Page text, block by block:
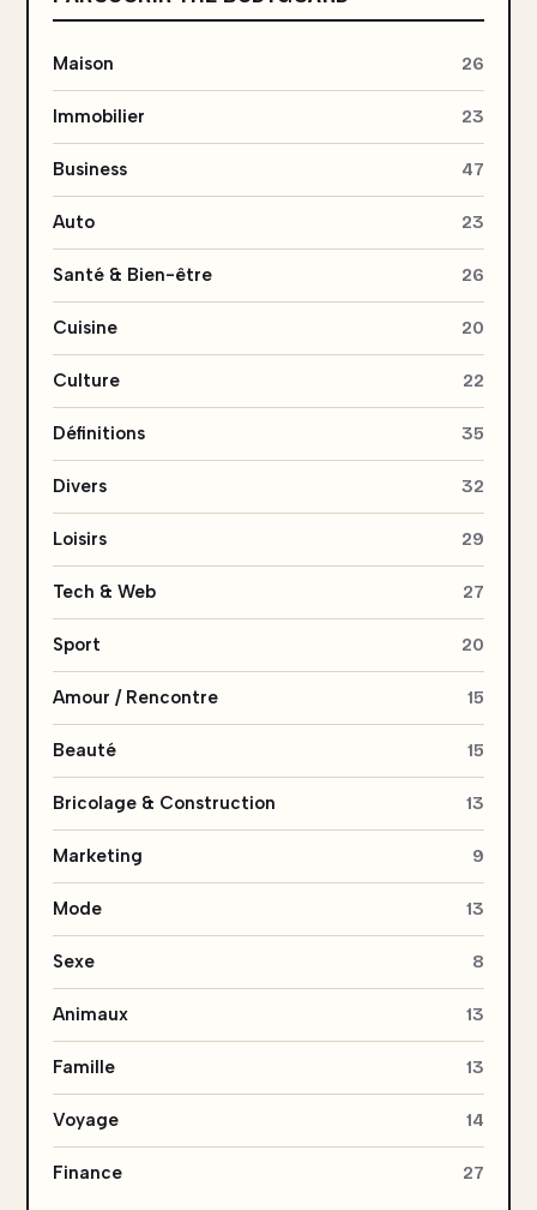
Maison 26
Immobilier 23
Business 47
Auto 23
Santé & Bien-être 26
Cuisine 20
Culture 22
Définitions 35
Divers 32
Loisirs 29
Tech & Web 27
Sport 20
Amour / Rencontre 15
Beauté 15
Bricolage & Construction 13
Marketing 9
Mode 13
Sexe 8
Animaux 13
Famille 13
Voyage 14
Finance 27